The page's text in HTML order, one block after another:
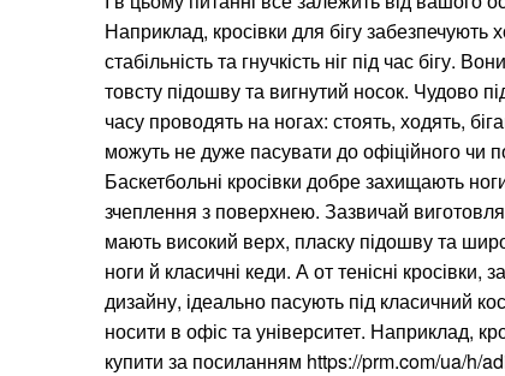
Наприклад, кросівки для бігу забезпечують
стабільність та гнучкість ніг під час бігу.
товсту підошву та вигнутий носок. Чудово
часу проводять на ногах: стоять, ходять,
можуть не дуже пасувати до офіційного чи
Баскетбольні кросівки добре захищають
зчеплення з поверхнею. Зазвичай
мають високий верх, пласку підошву та
ноги й класичні кеди. А от тенісні кросівки,
дизайну, ідеально пасують під класичний
носити в офіс та університет. Наприклад,
купити за посиланням https://prm.com/ua/h/